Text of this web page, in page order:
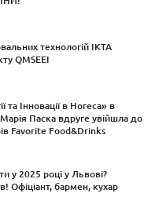
технологій ІКТА
QMSEEI
та Інновації в Horeca» в
Паска вдруге увійшла до
Favorite Food&Drinks
у 2025 році у Львові?
Офіціант, бармен, кухар